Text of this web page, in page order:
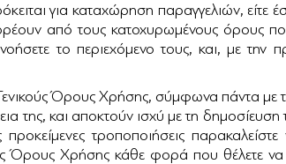
για καταχώρηση παραγγελιών, είτε
από τους κατοχυρωμένους όρους
το περιεχόμενο τους, και, με την
Όρους Χρήσης, σύμφωνα πάντα με
της, και αποκτούν ισχύ με τη
τροποποιήσεις
Όρους Χρήσης κάθε φορά που θέλετε να